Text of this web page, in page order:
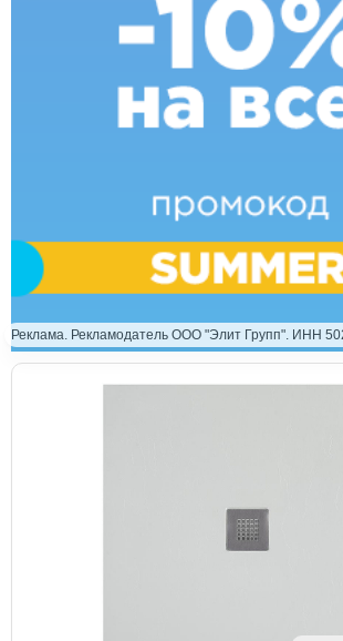
Реклама. Рекламодатель ООО "Элит Групп". ИНН